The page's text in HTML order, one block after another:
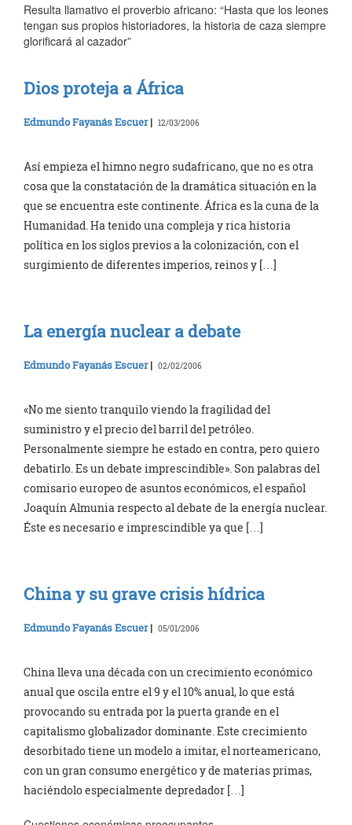
Resulta llamativo el proverbio africano: “Hasta que los leones
tengan sus propios historiadores, la historia de caza siempre
glorificará al cazador”
Dios proteja a África
Edmundo Fayanás Escuer| 12/03/2006
Así empieza el himno negro sudafricano, que no es otra
cosa que la constatación de la dramática situación en la
que se encuentra este continente. África es la cuna de la
Humanidad. Ha tenido una compleja y rica historia
política en los siglos previos a la colonización, con el
surgimiento de diferentes imperios, reinos y […]
La energía nuclear a debate
Edmundo Fayanás Escuer| 02/02/2006
«No me siento tranquilo viendo la fragilidad del
suministro y el precio del barril del petróleo.
Personalmente siempre he estado en contra, pero quiero
debatirlo. Es un debate imprescindible». Son palabras del
comisario europeo de asuntos económicos, el español
Joaquín Almunia respecto al debate de la energía nuclear.
Éste es necesario e imprescindible ya que […]
China y su grave crisis hídrica
Edmundo Fayanás Escuer| 05/01/2006
China lleva una década con un crecimiento económico
anual que oscila entre el 9 y el 10% anual, lo que está
provocando su entrada por la puerta grande en el
capitalismo globalizador dominante. Este crecimiento
desorbitado tiene un modelo a imitar, el norteamericano,
con un gran consumo energético y de materias primas,
haciéndolo especialmente depredador […]